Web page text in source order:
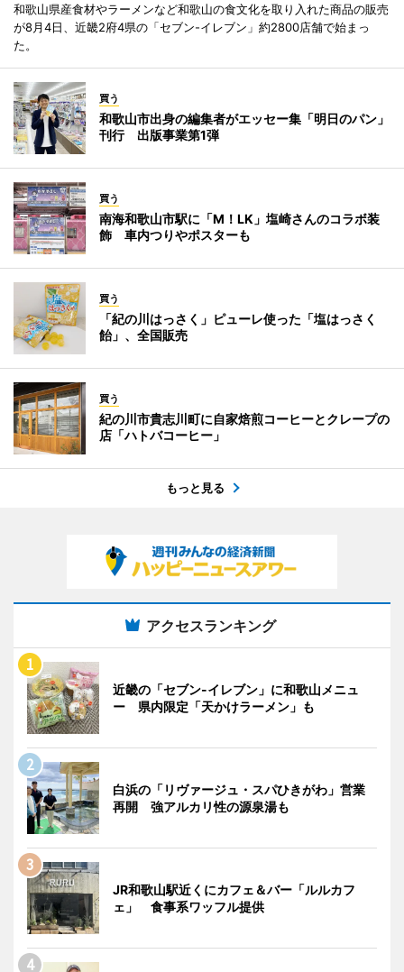
和歌山県産食材やラーメンなど和歌山の食文化を取り入れた商品の販売
が8月4日、近畿2府4県の「セブン-イレブン」約2800店舗で始まっ
た。
買う
和歌山市出身の編集者がエッセー集「明日のパン」
刊行 出版事業第1弾
買う
南海和歌山市駅に「M！LK」塩崎さんのコラボ装
飾 車内つりやポスターも
買う
「紀の川はっさく」ピューレ使った「塩はっさく
飴」、全国販売
買う
紀の川市貴志川町に自家焙煎コーヒーとクレープの
店「ハトバコーヒー」
もっと見る
アクセスランキング
近畿の「セブン-イレブン」に和歌山メニュ
ー 県内限定「天かけラーメン」も
白浜の「リヴァージュ・スパひきがわ」営業
再開 強アルカリ性の源泉湯も
JR和歌山駅近くにカフェ＆バー「ルルカフ
ェ」 食事系ワッフル提供